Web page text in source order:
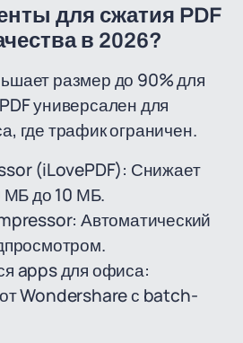
для сжатия PDF
в 2026?
размер до 90% для
универсален для
где трафик ограничен.
(iLovePDF): Снижает
МБ до 10 МБ.
Автоматический
apps для офиса:
Wondershare с batch-